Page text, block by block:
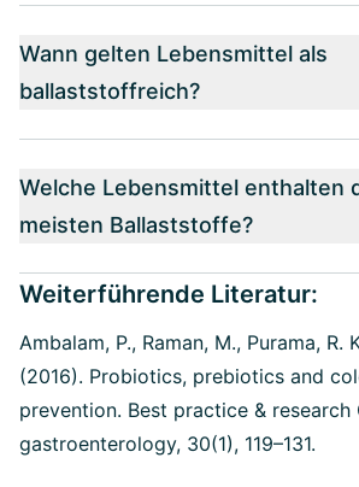
Wann gelten Lebensmittel als
ballaststoffreich?
Welche Lebensmittel enthalten
meisten Ballaststoffe?
Weiterführende Literatur:
Ambalam, P., Raman, M., Purama, R.
(2016). Probiotics, prebiotics and
prevention. Best practice & research
gastroenterology, 30(1), 119–131.